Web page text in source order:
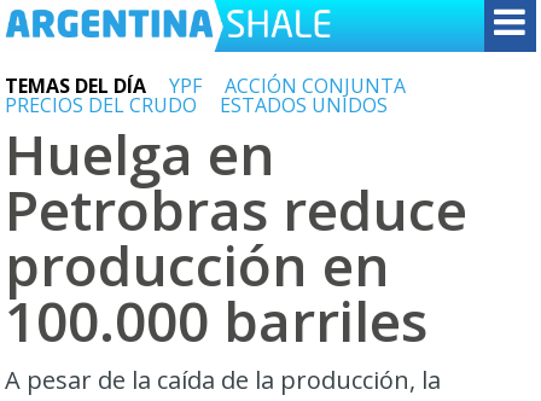
TEMAS DEL DÍA YPF ACCIÓN CONJUNTA
PRECIOS DEL CRUDO ESTADOS UNIDOS
Huelga en
Petrobras reduce
producción en
100.000 barriles
A pesar de la caída de la producción, la